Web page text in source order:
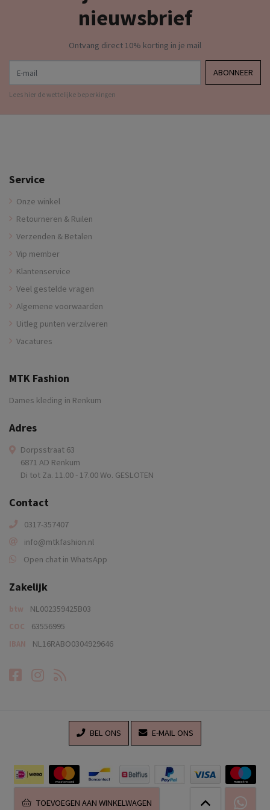
TOEVOEGEN AAN WINKELWAGEN
nieuwsbrief
Ontvang direct 10% korting in je mail
ABONNEER
Lees hier de wettelijke beperkingen
Service
Onze winkel
Retourneren & Ruilen
Verzenden & Betalen
Vip member
Klantenservice
Veel gestelde vragen
Algemene voorwaarden
Uitleg punten verzilveren
Vacatures
MTK Fashion
Dames kleding in Renkum
Adres
Dorpsstraat 63
6871 AD Renkum
Di tot Za. 11.00 - 17.00 Wo. GESLOTEN
Contact
0317-357407
info@mtkfashion.nl
Open chat in WhatsApp
Zakelijk
btw NL002359425B03
COC 63556995
IBAN NL16RABO0304929646
Facebook
Instagram
RSS-feed
BEL ONS E-MAIL ONS